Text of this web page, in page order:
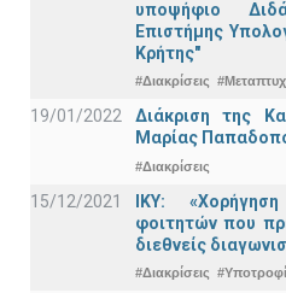
υποψήφιο
Επιστήμης
Κρήτης"
#Διακρίσεις
19/01/2022
Διάκριση της
Μαρίας
#Διακρίσεις
15/12/2021
IKY:
φοιτητών που
διεθνείς
#Διακρίσεις